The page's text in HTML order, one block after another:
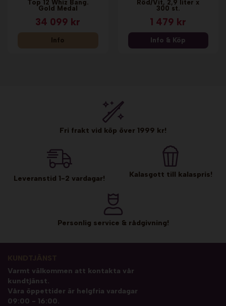
Top 12 Whiz Bang.
Gold Medal
34 099 kr
Info
Röd/Vit, 2,9 liter x
300 st.
1 479 kr
Info & Köp
Fri frakt vid köp över 1999 kr!
Leveranstid 1-2 vardagar! Kalasgott till kalaspris!
Personlig service & rådgivning!
Varmt välkommen att kontakta vår
kundtjänst.
Våra öppettider är helgfria vardagar
09:00 - 16:00.